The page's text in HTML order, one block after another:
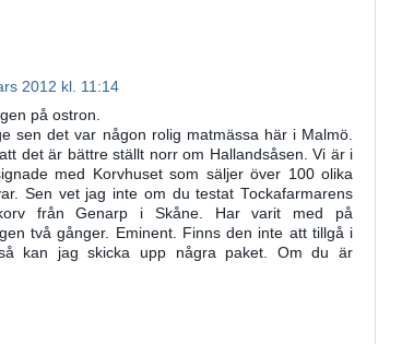
2012 kl. 11:14
på ostron.
sen det var någon rolig matmässa här i Malmö.
det är bättre ställt norr om Hallandsåsen. Vi är i
med Korvhuset som säljer över 100 olika
Sen vet jag inte om du testat Tockafarmarens
från Genarp i Skåne. Har varit med på
två gånger. Eminent. Finns den inte att tillgå i
kan jag skicka upp några paket. Om du är